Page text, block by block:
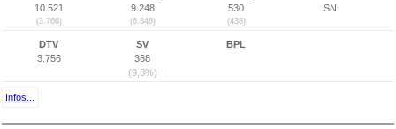
10.521
(3.766)
9.248
(6.846)
530
(438)
SN
DTV
3.756
SV
368
(9,8%)
BPL
Infos...